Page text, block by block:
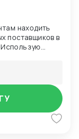
находить
поставщиков в
Использую
и
Alibaba,
по цене, а
качества
подходит для
без рисков и